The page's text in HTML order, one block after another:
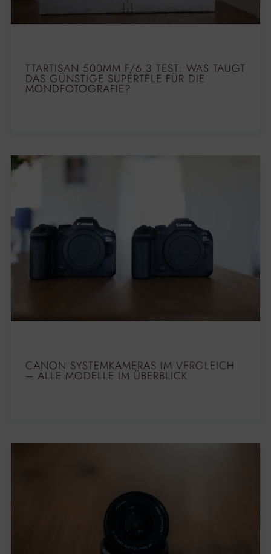
TTARTISAN 500MM F/6.3 TEST: WAS TAUGT
DAS GÜNSTIGE SUPERTELE FÜR DIE
MONDFOTOGRAFIE?
CANON SYSTEMKAMERAS IM VERGLEICH
– ALLE MODELLE IM ÜBERBLICK